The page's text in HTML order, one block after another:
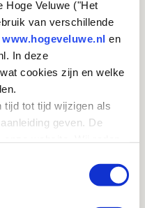
Hoge Veluwe ("Het
van verschillende
www.hogeveluwe.nl en
In deze
cookies zijn en welke
tijd tot tijd wijzigen als
geven. De
op de hoogte
of smalree